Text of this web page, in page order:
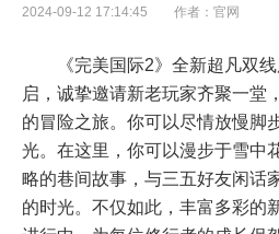
2024-09-12 17:14:45 作者：官网
《完美国际2》全新超凡双
启，诚挚邀请新老玩家齐聚一堂
的冒险之旅。你可以尽情放慢脚
光。在这里，你可以漫步于雪中
略的巷间故事，与三五好友闲话
的时光。不仅如此，丰富多彩的